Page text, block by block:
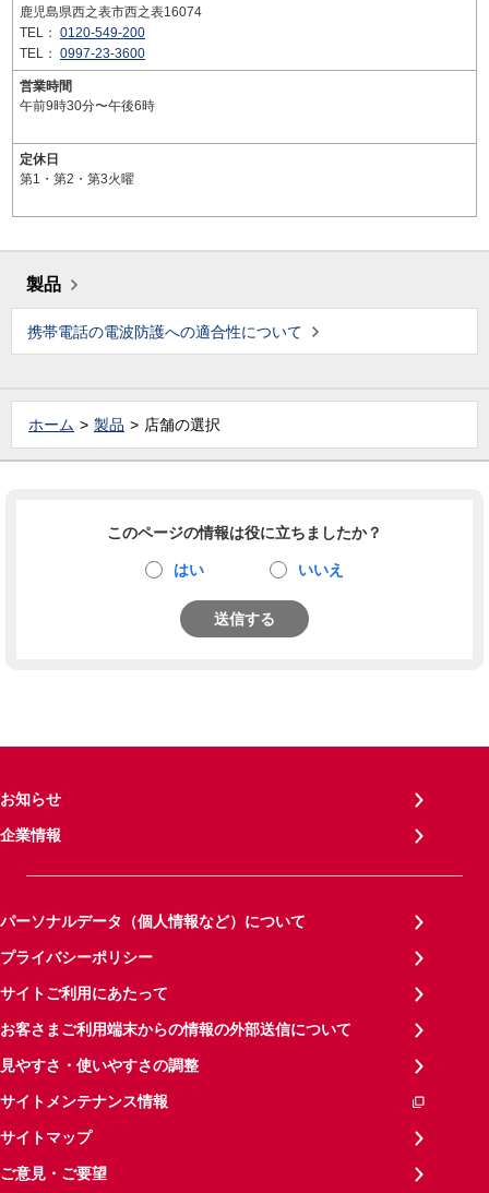
鹿児島県西之表市西之表16074
TEL： 0120-549-200
TEL： 0997-23-3600
営業時間
午前9時30分〜午後6時
定休日
第1・第2・第3火曜
製品
携帯電話の電波防護への適合性について
ホーム 製品 店舗の選択
このページの情報は役に立ちましたか？
はい いいえ
送信する
お知らせ
企業情報
パーソナルデータ（個人情報など）について
プライバシーポリシー
サイトご利用にあたって
お客さまご利用端末からの情報の外部送信について
見やすさ・使いやすさの調整
サイトメンテナンス情報
サイトマップ
ご意見・ご要望